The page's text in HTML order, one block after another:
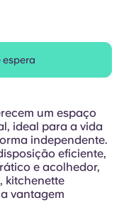
espera
um espaço
ideal para a vida
independente.
eficiente,
e acolhedor,
kitchenette
vantagem